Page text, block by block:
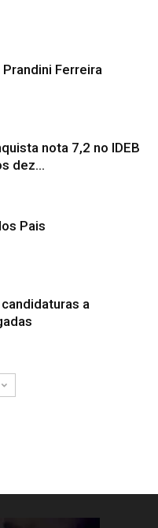
Ferreira
nota 7,2 no IDEB
dez...
Pais
a